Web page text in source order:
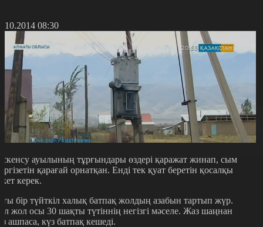
08:30
ауылының тұрғындары өздері қаражат жинап, сым
қарағай орнатқан. Енді тек қуат беретін қосалқы
керек.
бір түйткіл халық батпақ жолдың азабын тартып жүр.
жол осы 30 шақты түтіннің негізгі мәселе. Жаз шаңнан
ашпаса, күз батпақ кешеді.